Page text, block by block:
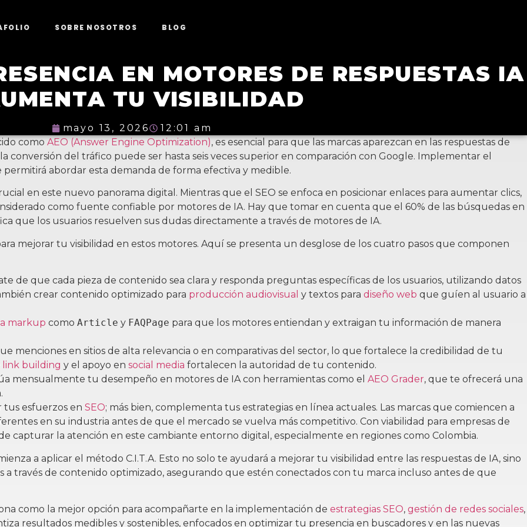
SOBRE NOSOTROS BLOG
EN MOTORES DE RESPUESTAS IA
TU VISIBILIDAD
mayo 13, 2026
12:01 am
como AEO (Answer Engine Optimization), es esencial para que las marcas aparezcan en las respuestas de
conversión del tráfico puede ser hasta seis veces superior en comparación con Google. Implementar el
abordar esta demanda de forma efectiva y medible.
en este nuevo panorama digital. Mientras que el SEO se enfoca en posicionar enlaces para aumentar clics,
como fuente confiable por motores de IA. Hay que tomar en cuenta que el 60% de las búsquedas en
que los usuarios resuelven sus dudas directamente a través de motores de IA.
mejorar tu visibilidad en estos motores. Aquí se presenta un desglose de los cuatro pasos que componen
de que cada pieza de contenido sea clara y responda preguntas específicas de los usuarios, utilizando datos
crear contenido optimizado para producción audiovisual y textos para diseño web que guíen al usuario a
markup como Article y FAQPage para que los motores entiendan y extraigan tu información de manera
menciones en sitios de alta relevancia o en comparativas del sector, lo que fortalece la credibilidad de tu
link building y el apoyo en social media fortalecen la autoridad de tu contenido.
mensualmente tu desempeño en motores de IA con herramientas como el AEO Grader, que te ofrecerá una
tus esfuerzos en SEO; más bien, complementa tus estrategias en línea actuales. Las marcas que comiencen a
en su industria antes de que el mercado se vuelva más competitivo. Con viabilidad para empresas de
capturar la atención en este cambiante entorno digital, especialmente en regiones como Colombia.
a aplicar el método C.I.T.A. Esto no solo te ayudará a mejorar tu visibilidad entre las respuestas de IA, sino
través de contenido optimizado, asegurando que estén conectados con tu marca incluso antes de que
como la mejor opción para acompañarte en la implementación de estrategias SEO, gestión de redes sociales,
resultados medibles y sostenibles, enfocados en optimizar tu presencia en buscadores y en las nuevas